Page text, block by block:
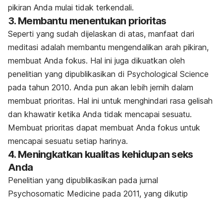
pikiran Anda mulai tidak terkendali.
3. Membantu menentukan prioritas
Seperti yang sudah dijelaskan di atas, manfaat dari
meditasi adalah membantu mengendalikan arah pikiran,
membuat Anda fokus. Hal ini juga dikuatkan oleh
penelitian yang dipublikasikan di Psychological Science
pada tahun 2010. Anda pun akan lebih jernih dalam
membuat prioritas. Hal ini untuk menghindari rasa gelisah
dan khawatir ketika Anda tidak mencapai sesuatu.
Membuat prioritas dapat membuat Anda fokus untuk
mencapai sesuatu setiap harinya.
4. Meningkatkan kualitas kehidupan seks
Anda
Penelitian yang dipublikasikan pada jurnal
Psychosomatic Medicine pada 2011, yang dikutip